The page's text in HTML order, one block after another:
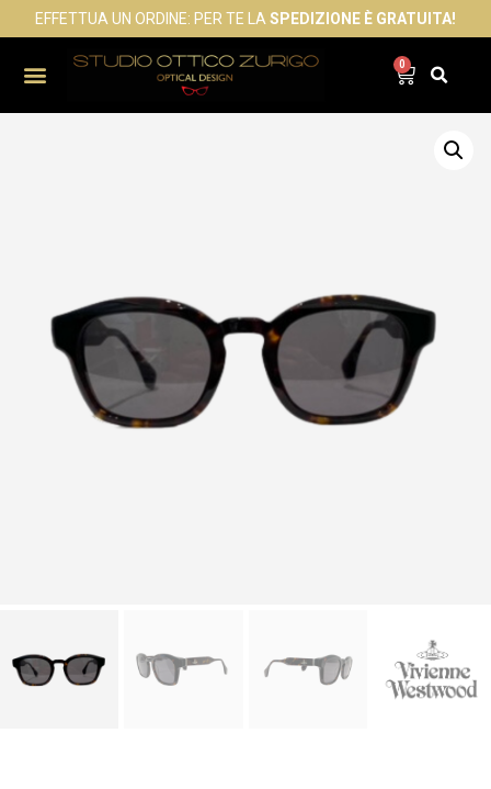
EFFETTUA UN ORDINE: PER TE LA SPEDIZIONE È GRATUITA!
0